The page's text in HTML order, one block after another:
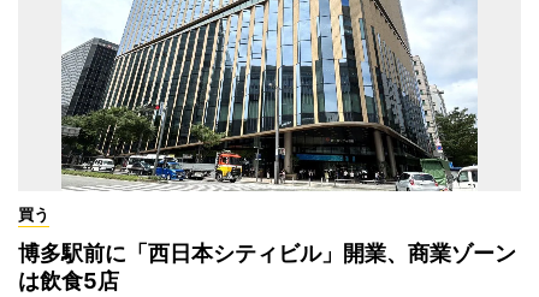
買う
博多駅前に「西日本シティビル」開業、商業ゾーン
は飲食5店